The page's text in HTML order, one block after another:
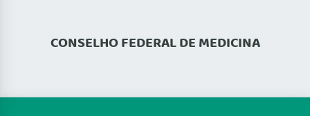
CONSELHO FEDERAL DE MEDICINA